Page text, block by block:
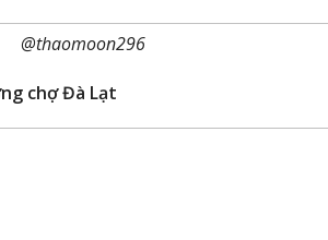
@thaomoon296
chợ Đà Lạt